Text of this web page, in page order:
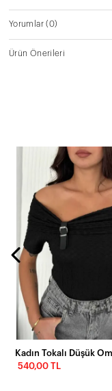
Yorumlar(0)
Ürün Önerileri
540,00 TL